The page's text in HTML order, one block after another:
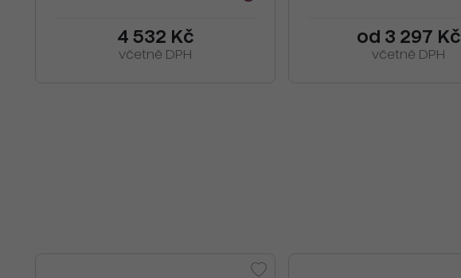
4 532 Kč
včetně DPH
od 3 297 Kč
včetně DPH